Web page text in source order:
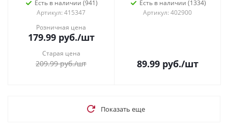
Есть в наличии (941)
Артикул: 415347
Розничная цена
179.99руб./шт
Старая цена
209.99руб./шт
Есть в наличии (1334)
Артикул: 402900
89.99руб./шт
Показать еще